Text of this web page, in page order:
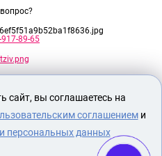
89-65
Любви
лиц старше 18 лет!
сайт, вы соглашаетесь на
соглашениеми
персональных данных